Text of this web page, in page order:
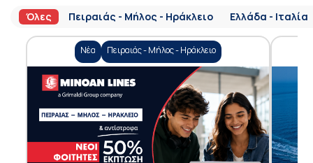
Όλες Πειραιάς - Μήλος - Ηράκλειο Ελλάδα - Ιταλία
Νέα Πειραιάς - Μήλος - Ηράκλειο